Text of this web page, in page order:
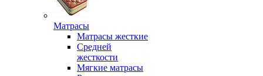
Матрасы
Матрасы жесткие
Средней
жесткости
Мягкие матрасы